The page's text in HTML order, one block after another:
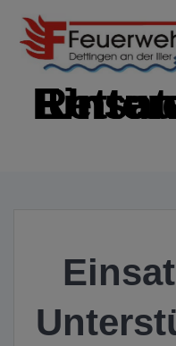
Einsatz 33/2017
IMMER